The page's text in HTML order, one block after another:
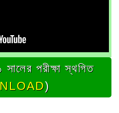
পরীক্ষা স্থগিত
)